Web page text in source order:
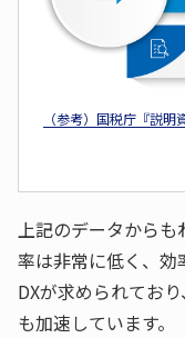
（参考）国税庁『説
上記のデータから
率は非常に低く、
DXが求められてお
も加速しています。